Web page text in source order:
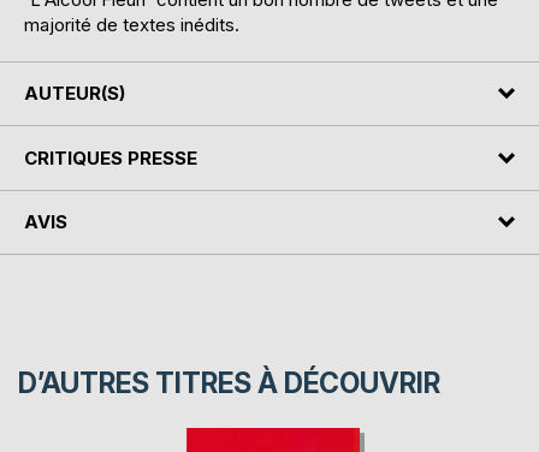
majorité de textes inédits.
AUTEUR(S)
CRITIQUES PRESSE
AVIS
D’AUTRES TITRES À DÉCOUVRIR